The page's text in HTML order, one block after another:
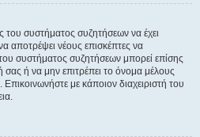
του συστήματος συζητήσεων να έχει
αποτρέψει νέους επισκέπτες να
συστήματος συζητήσεων μπορεί επίσης
σας ή να μην επιτρέπει το όνομα μέλους
με κάποιον διαχειριστή του